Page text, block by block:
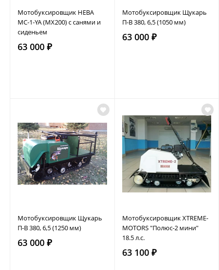
Мотобуксировщик НЕВА
МС-1-YA (MX200) с санями и
сиденьем
63 000 ₽
Мотобуксировщик Щукарь
П-В 380, 6,5 (1050 мм)
63 000 ₽
Мотобуксировщик Щукарь
П-В 380, 6,5 (1250 мм)
63 000 ₽
Мотобуксировщик XTREME-
MOTORS "Полюс-2 мини"
18.5 л.с.
63 100 ₽